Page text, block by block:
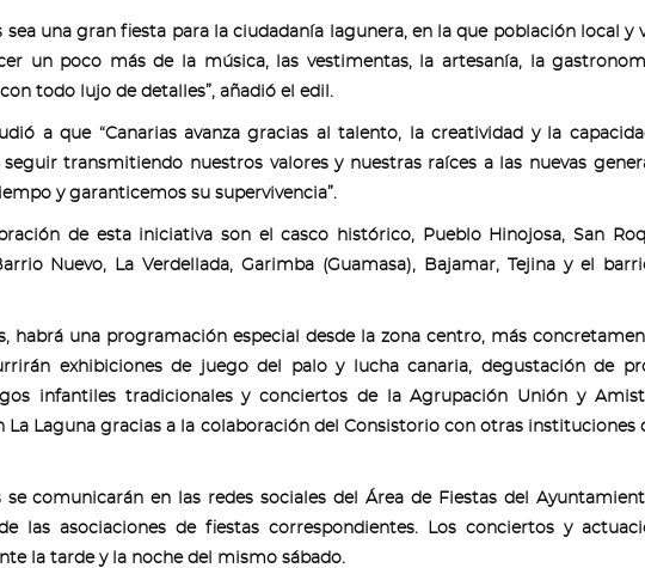
sea una gran fiesta para la ciudadanía lagunera, en la que población local y
un poco más de la música, las vestimentas, la artesanía, la
todo lujo de detalles”, añadió el edil.
a que “Canarias avanza gracias al talento, la creatividad y la
transmitiendo nuestros valores y nuestras raíces a las nuevas
y garanticemos su supervivencia”.
de esta iniciativa son el casco histórico, Pueblo Hinojosa, San
Nuevo, La Verdellada, Garimba (Guamasa), Bajamar, Tejina y el
habrá una programación especial desde la zona centro, más
exhibiciones de juego del palo y lucha canaria, degustación de
infantiles tradicionales y conciertos de la Agrupación Unión y
La Laguna gracias a la colaboración del Consistorio con otras instituciones
se comunicarán en las redes sociales del Área de Fiestas del
las asociaciones de fiestas correspondientes. Los conciertos y
la tarde y la noche del mismo sábado.